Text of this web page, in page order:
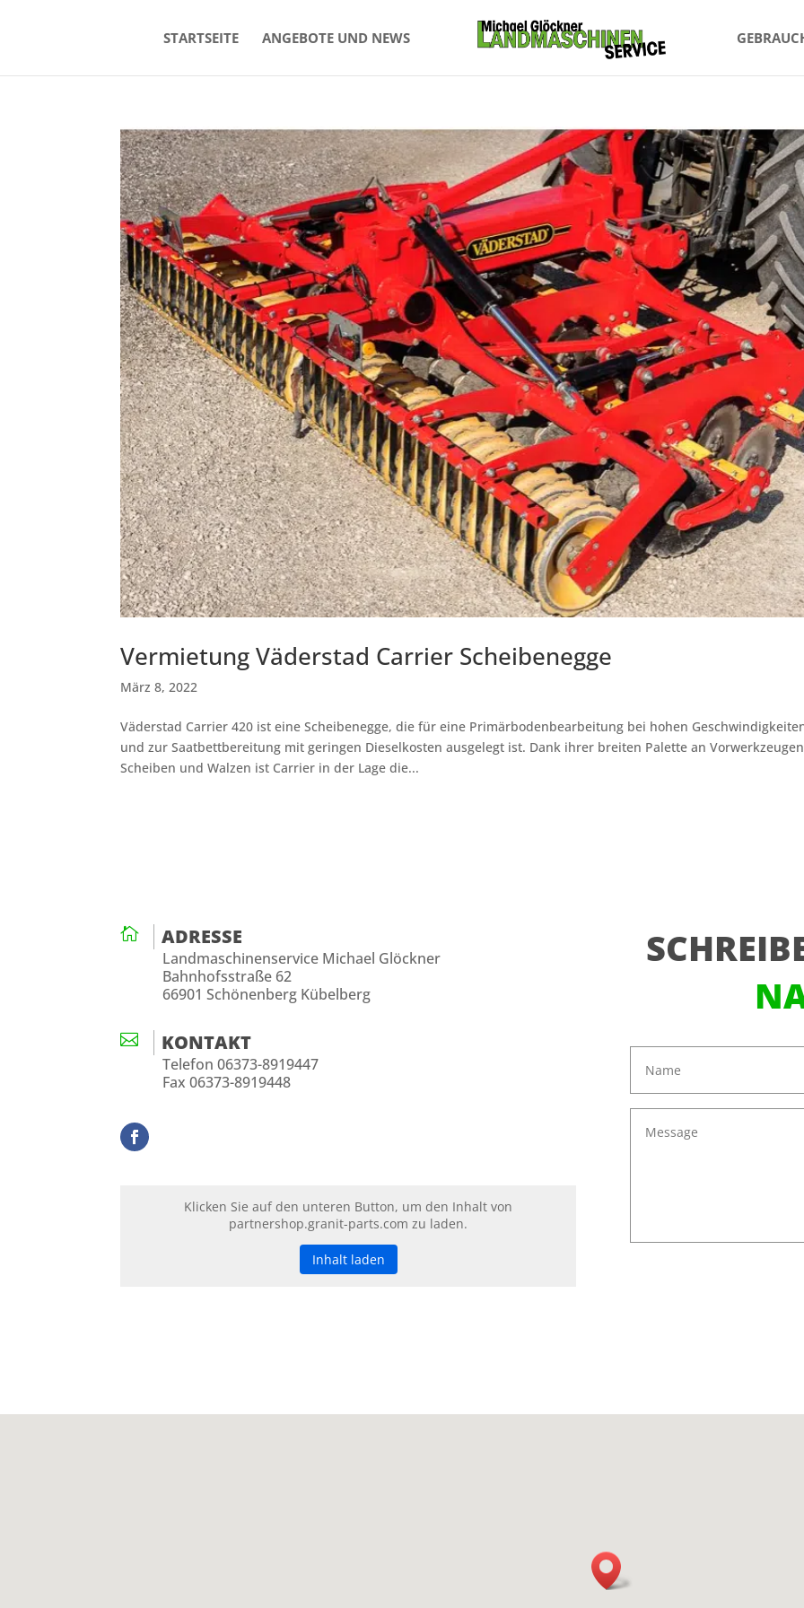
STARTSEITE ANGEBOTE UND NEWS
Vermietung Väderstad Carrier Scheibenegge
März 8, 2022
Väderstad Carrier 420 ist eine Scheibenegge, die für eine Primärbodenbearbeitung bei hohen
und zur Saatbettbereitung mit geringen Dieselkosten ausgelegt ist. Dank ihrer breiten Palette an
Scheiben und Walzen ist Carrier in der Lage die...
 ADRESSE
Landmaschinenservice Michael Glöckner
Bahnhofsstraße 62
66901 Schönenberg Kübelberg
 KONTAKT
Telefon 06373-8919447
Fax 06373-8919448
Klicken Sie auf den unteren Button, um den Inhalt von
partnershop.granit-parts.com zu laden.
Inhalt laden